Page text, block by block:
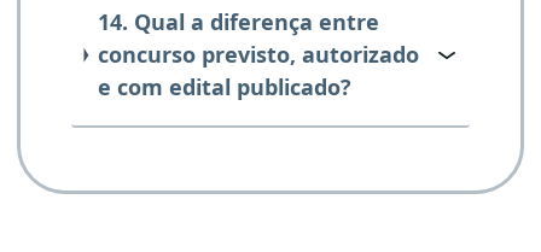
14. Qual a diferença entre
concurso previsto, autorizado
e com edital publicado?